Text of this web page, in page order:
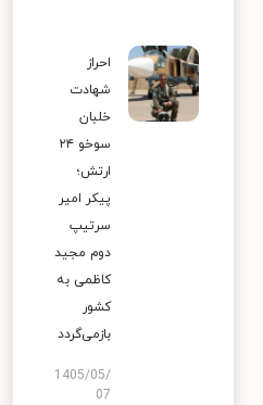
احراز
شهادت
خلبان
سوخو ۲۴
ارتش؛
پیکر امیر
سرتیپ
دوم مجید
کاظمی به
کشور
بازمی‌گردد
1405/05/
07